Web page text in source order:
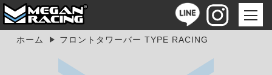
ホーム フロントタワーバー TYPE RACING